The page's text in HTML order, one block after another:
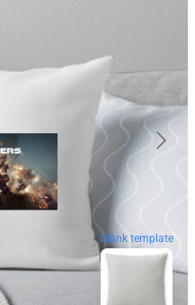
blank template